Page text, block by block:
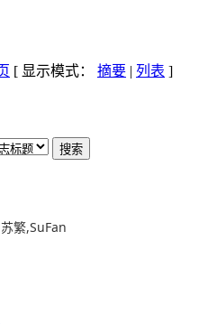
[ 显示模式： 摘要 | 列表 ]